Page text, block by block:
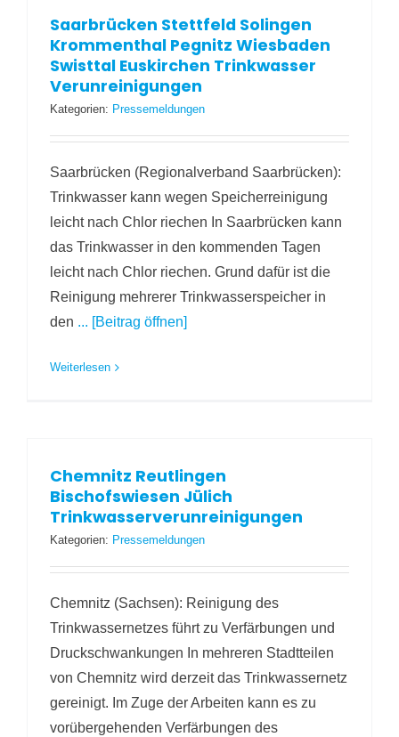
Saarbrücken Stettfeld Solingen
Krommenthal Pegnitz Wiesbaden
Swisttal Euskirchen Trinkwasser
Verunreinigungen
Kategorien: Pressemeldungen
Saarbrücken (Regionalverband Saarbrücken):
Trinkwasser kann wegen Speicherreinigung
leicht nach Chlor riechen In Saarbrücken kann
das Trinkwasser in den kommenden Tagen
leicht nach Chlor riechen. Grund dafür ist die
Reinigung mehrerer Trinkwasserspeicher in
den ... [Beitrag öffnen]
Weiterlesen
Chemnitz Reutlingen
Bischofswiesen Jülich
Trinkwasserverunreinigungen
Kategorien: Pressemeldungen
Chemnitz (Sachsen): Reinigung des
Trinkwassernetzes führt zu Verfärbungen und
Druckschwankungen In mehreren Stadtteilen
von Chemnitz wird derzeit das Trinkwassernetz
gereinigt. Im Zuge der Arbeiten kann es zu
vorübergehenden Verfärbungen des